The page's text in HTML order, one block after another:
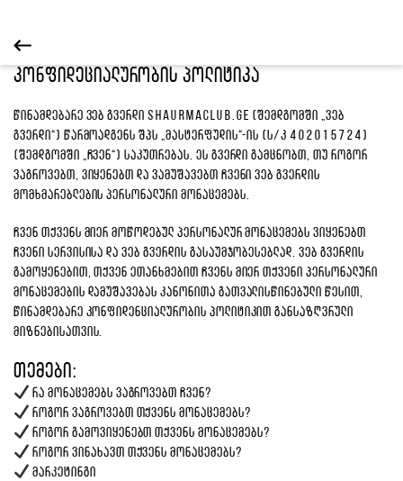
კონფიდეციალურობის პოლიტიკა
წინამდებარე ვებ გვერდი shaurmaclub.ge (შემდგომში „ვებ
გვერდი“) წარმოადგენს შპს „მასტერფუდის“-ის (ს/კ 402015724)
(შემდგომში „ჩვენ“) საკუთრებას. ეს გვერდი გამცნობთ, თუ როგორ
ვაგროვებთ, ვიყენებთ და ვამუშავებთ ჩვენი ვებ გვერდის
მომხმარებლების პერსონალური მონაცემებს.
ჩვენ თქვენს მიერ მოწოდებულ პერსონალურ მონაცემებს ვიყენებთ
ჩვენი სერვისისა და ვებ გვერდის გასაუმჯობესებლად. ვებ გვერდის
გამოყენებით, თქვენ ეთანხმებით ჩვენს მიერ თქვენი პერსონალური
მონაცემების დამუშავებას კანონითა გათვალისწინებული წესით,
წინამდებარე კონფიდენციალურობის პოლიტიკით განსაზღვრული
მიზნებისათვის.
თემები:
რა მონაცემებს ვაგროვებთ ჩვენ?
როგორ ვაგროვებთ თქვენს მონაცემებს?
როგორ გამოვიყენებთ თქვენს მონაცემებს?
როგორ ვინახავთ თქვენს მონაცემებს?
მარკეტინგი